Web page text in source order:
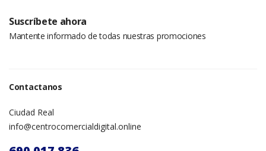
Suscríbete ahora
Mantente informado de todas nuestras promociones
Contactanos
Ciudad Real
info@centrocomercialdigital.online